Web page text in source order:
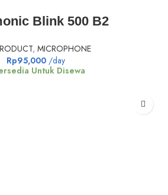
Blink 500 B2
, MICROPHONE
Rp95,000/day
Untuk Disewa